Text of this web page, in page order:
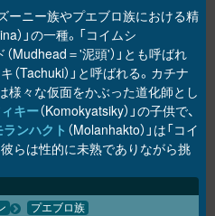
ーニー族やプエブロ族における精
）」の一種。「コイムシ
（Mudhead＝'泥頭'）」とも呼ばれ
（Tachuki）」と呼ばれる。カチナ
様々な仮面をかぶった道化師とし
キー（Komokyatsiky）」の子供で、
ランハクト （Molanhakto）」は「コイ
らは性的に未熟でありながら挑
プエブロ族